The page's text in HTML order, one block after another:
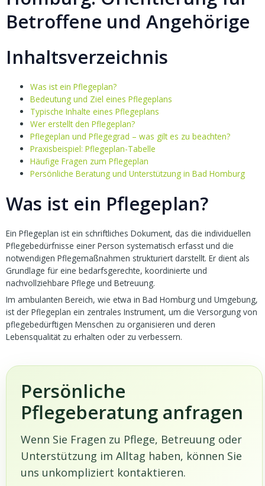
Betroffene und Angehörige
Inhaltsverzeichnis
Was ist ein Pflegeplan?
Bedeutung und Ziel eines Pflegeplans
Typische Inhalte eines Pflegeplans
Wer erstellt den Pflegeplan?
Pflegeplan und Pflegegrad – was gilt es zu beachten?
Praxisbeispiel: Pflegeplan-Tabelle
Häufige Fragen zum Pflegeplan
Persönliche Beratung und Unterstützung in Bad Homburg
Was ist ein Pflegeplan?
Ein Pflegeplan ist ein schriftliches Dokument, das die individuellen
Pflegebedürfnisse einer Person systematisch erfasst und die
notwendigen Pflegemaßnahmen strukturiert darstellt. Er dient als
Grundlage für eine bedarfsgerechte, koordinierte und
nachvollziehbare Pflege und Betreuung.
Im ambulanten Bereich, wie etwa in Bad Homburg und Umgebung,
ist der Pflegeplan ein zentrales Instrument, um die Versorgung von
pflegebedürftigen Menschen zu organisieren und deren
Lebensqualität zu erhalten oder zu verbessern.
Persönliche
Pflegeberatung anfragen
Wenn Sie Fragen zu Pflege, Betreuung oder
Unterstützung im Alltag haben, können Sie
uns unkompliziert kontaktieren.